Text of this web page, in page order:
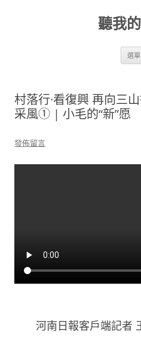
聽我
選單
村落行·看復興 再向三
采風① | 小毛的“新”愿
發佈留言
河南日報客戶端記者